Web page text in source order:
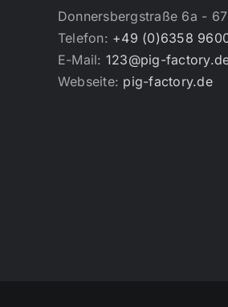
Donnersbergstraße 6a -
Telefon: +49 (0)6358
E-Mail: 123@pig-
Webseite: pig-factory.de